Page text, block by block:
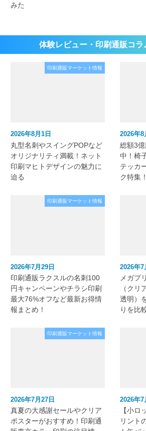
みた
体験レビュー・印刷通販コラ
印刷通販マーケット情報
2026年8月1日
丸型名刺やスイングPOPなど
オリジナリティ満載！ネット
印刷マヒトデザインの魅力に
迫る
2026年8
総額3
中！椅
テッカ
ク特集！
印刷通販マーケット情報
2026年7月29日
印刷通販ラクスルの名刺100
円キャンペーンやチラシ印刷
最大76%オフなど最新お得情
報まとめ！
2026年7
メガプ
（クリ
透明）
りを比
印刷通販マーケット情報
2026年7月27日
真夏の大感謝セールやクリア
ポスターがおすすめ！印刷通
2026年7
【小ロ
リント